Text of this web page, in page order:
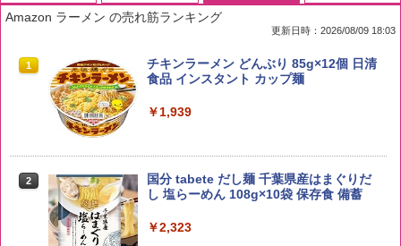
1 by Amazon 国産ブレンド米 精米 5kg
2
【在庫処分価格】ももたろう印 無洗米 5
kg 業務用 お米マイスターブレンド
￥2,680
1
ブラックニッカ ニッカ Nikka ウィスキ
ー4000ml ブラックニッカクリア ウヰス
お得 4リットル
イボール 大容量
Amazon ラーメン の売れ筋ランキング
更新日時：2026/08/09 18:03
1
チキンラーメン どんぶり 85g×12個 日清
食品 インスタント カップ麺
￥1,939
2
国分 tabete だし麺 千葉県産はまぐりだ
し 塩らーめん 108g×10袋 保存食 備蓄
￥2,323